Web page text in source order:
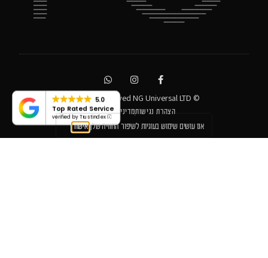
© All rights reserved NG Universal LTD
הצהרת נגישותמדיניות פרטיות
5.0
Top Rated Service
verified by Trustindex
אנו עושים שימוש בעוגיות לשיפור החוויה שלך אישור